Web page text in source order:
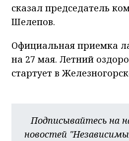
сказал председатель
Шелепов.
Официальная приемка
на 27 мая. Летний
стартует в
Подписывайтесь на
новостей